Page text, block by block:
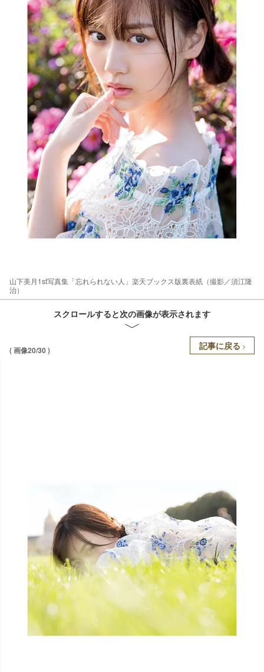
山下美月1st写真集「忘れられない人」楽天ブックス版裏表紙（撮影／須江隆
治）
スクロールすると次の画像が表示されます
( 画像20/30 ) 記事に戻る